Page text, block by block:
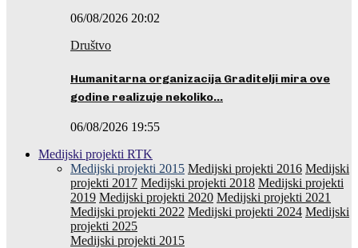
06/08/2026 20:02
Društvo
Humanitarna organizacija Graditelji mira ove
godine realizuje nekoliko…
06/08/2026 19:55
Medijski projekti RTK
Medijski projekti 2015 Medijski projekti 2016 Medijski
projekti 2017 Medijski projekti 2018 Medijski projekti
2019 Medijski projekti 2020 Medijski projekti 2021
Medijski projekti 2022 Medijski projekti 2024 Medijski
projekti 2025
Medijski projekti 2015